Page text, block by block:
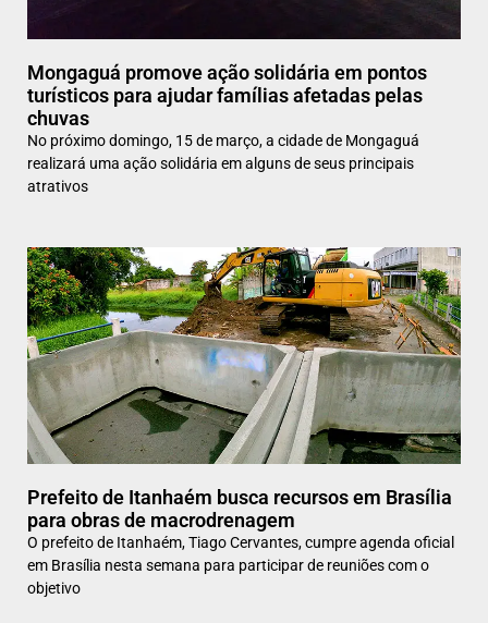
Mongaguá promove ação solidária em pontos
turísticos para ajudar famílias afetadas pelas
chuvas
No próximo domingo, 15 de março, a cidade de Mongaguá
realizará uma ação solidária em alguns de seus principais
atrativos
Prefeito de Itanhaém busca recursos em Brasília
para obras de macrodrenagem
O prefeito de Itanhaém, Tiago Cervantes, cumpre agenda oficial
em Brasília nesta semana para participar de reuniões com o
objetivo